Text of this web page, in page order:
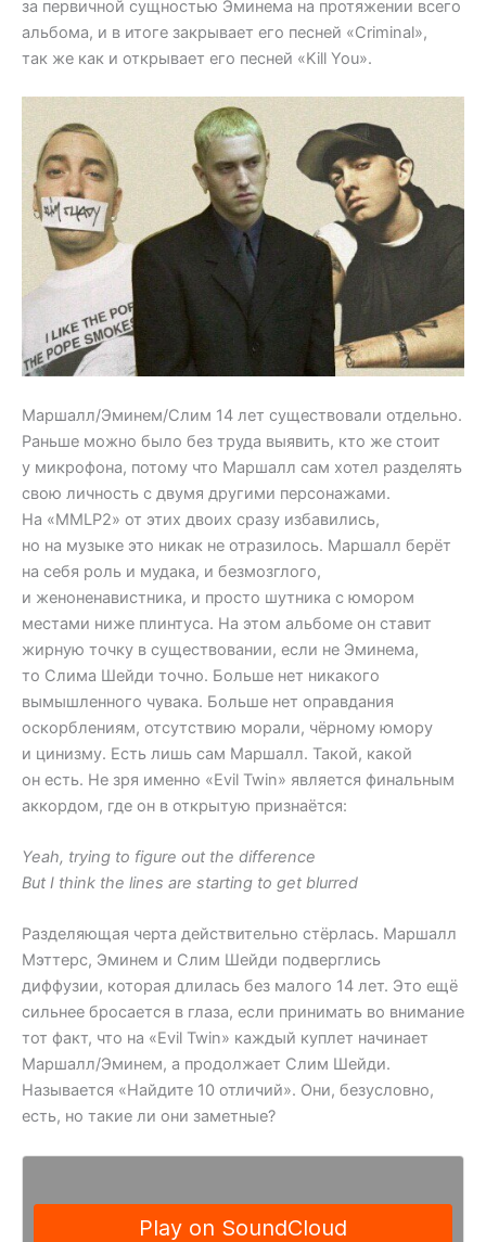
за первичной сущностью Эминема на протяжении всего
альбома, и в итоге закрывает его песней «Criminal»,
так же как и открывает его песней «Kill You».
Маршалл/Эминем/Слим 14 лет существовали отдельно.
Раньше можно было без труда выявить, кто же стоит
у микрофона, потому что Маршалл сам хотел разделять
свою личность с двумя другими персонажами.
На «MMLP2» от этих двоих сразу избавились,
но на музыке это никак не отразилось. Маршалл берёт
на себя роль и мудака, и безмозглого,
и женоненавистника, и просто шутника с юмором
местами ниже плинтуса. На этом альбоме он ставит
жирную точку в существовании, если не Эминема,
то Слима Шейди точно. Больше нет никакого
вымышленного чувака. Больше нет оправдания
оскорблениям, отсутствию морали, чёрному юмору
и цинизму. Есть лишь сам Маршалл. Такой, какой
он есть. Не зря именно «Evil Twin» является финальным
аккордом, где он в открытую признаётся:
Yeah, trying to figure out the difference
But I think the lines are starting to get blurred
Разделяющая черта действительно стёрлась. Маршалл
Мэттерс, Эминем и Слим Шейди подверглись
диффузии, которая длилась без малого 14 лет. Это ещё
сильнее бросается в глаза, если принимать во внимание
тот факт, что на «Evil Twin» каждый куплет начинает
Маршалл/Эминем, а продолжает Слим Шейди.
Называется «Найдите 10 отличий». Они, безусловно,
есть, но такие ли они заметные?